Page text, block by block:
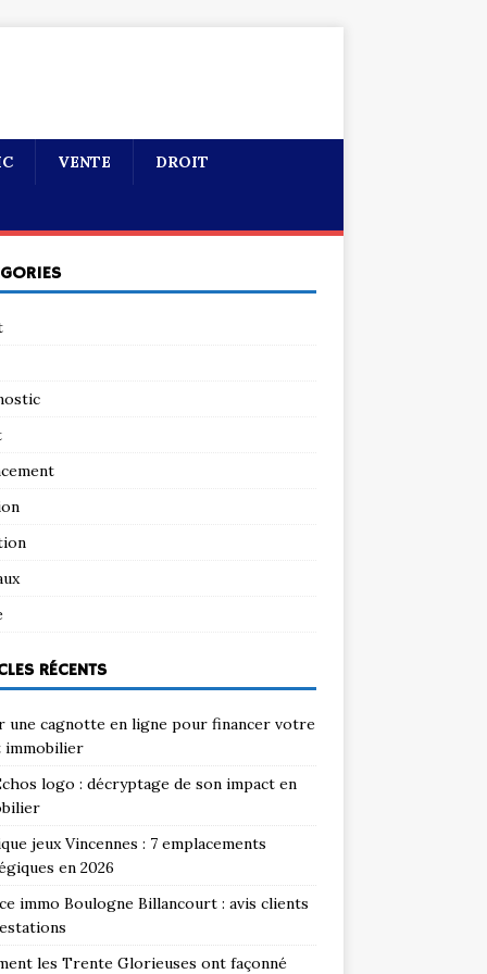
VENTE DROIT
RÉCENTS
une cagnotte en ligne pour financer votre
immobilier
logo : décryptage de son impact en
jeux Vincennes : 7 emplacements
en 2026
immo Boulogne Billancourt : avis clients
les Trente Glorieuses ont façonné